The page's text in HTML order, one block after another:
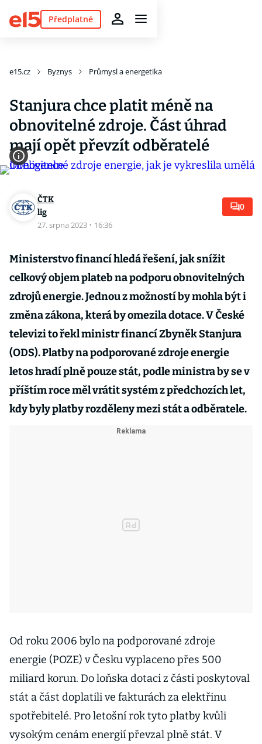
Předplatné
e15.cz Byznys Průmysl a energetika
Stanjura chce platit méně na
obnovitelné zdroje. Část úhrad
mají opět převzít odběratelé
ČTK
lig
27. srpna 2023 · 16:36
0
Ministerstvo financí hledá řešení, jak snížit
celkový objem plateb na podporu obnovitelných
zdrojů energie. Jednou z možností by mohla být i
změna zákona, která by omezila dotace. V České
televizi to řekl ministr financí Zbyněk Stanjura
(ODS). Platby na podporované zdroje energie
letos hradí plně pouze stát, podle ministra by se v
příštím roce měl vrátit systém z předchozích let,
kdy byly platby rozděleny mezi stát a odběratele.
Od roku 2006 bylo na podporované zdroje
energie (POZE) v Česku vyplaceno přes 500
miliard korun. Do loňska dotaci z části poskytoval
stát a část doplatili ve fakturách za elektřinu
spotřebitelé. Pro letošní rok tyto platby kvůli
vysokým cenám energií převzal plně stát. V